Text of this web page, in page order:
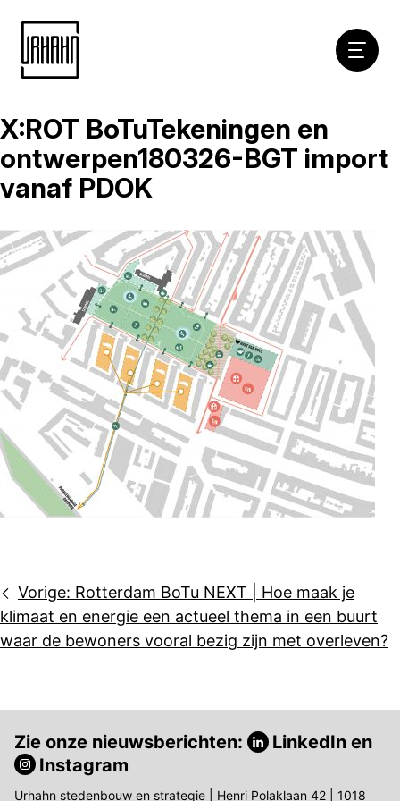
Naar
inhoud
X:ROT BoTuTekeningen en
ontwerpen180326-BGT import
vanaf PDOK
Bericht
navigatie
Vorige: Rotterdam BoTu NEXT | Hoe maak je
klimaat en energie een actueel thema in een buurt
waar de bewoners vooral bezig zijn met overleven?
Zie onze nieuwsberichten: LinkedIn en
Instagram
Urhahn stedenbouw en strategie | Henri Polaklaan 42 | 1018